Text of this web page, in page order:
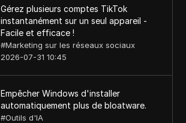
Gérez plusieurs comptes TikTok
instantanément sur un seul appareil -
Facile et efficace !
#Marketing sur les réseaux sociaux
2026-07-31 10:45
Empêcher Windows d'installer
automatiquement plus de bloatware.
#Outils d'IA